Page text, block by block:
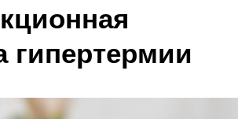
гипертермии